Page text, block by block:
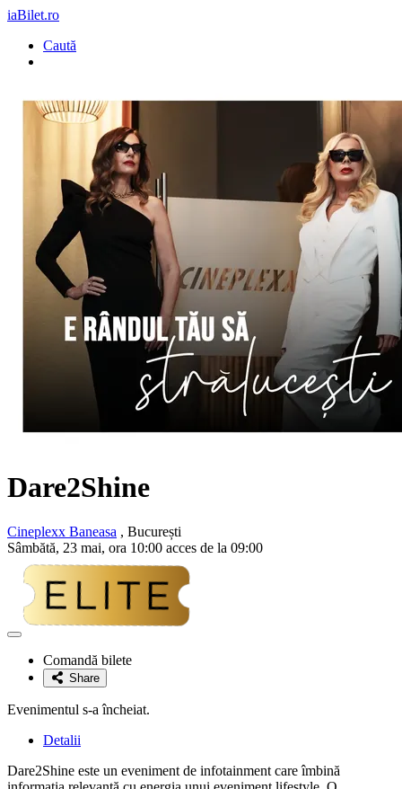
iaBilet.ro
Caută
Dare2Shine
Cineplexx Baneasa , București
Sâmbătă, 23 mai, ora 10:00 acces de la 09:00
Adaugă
favoriteComandă bilete
Share
Evenimentul s-a încheiat.
Detalii
Dare2Shine este un eveniment de infotainment care îmbină